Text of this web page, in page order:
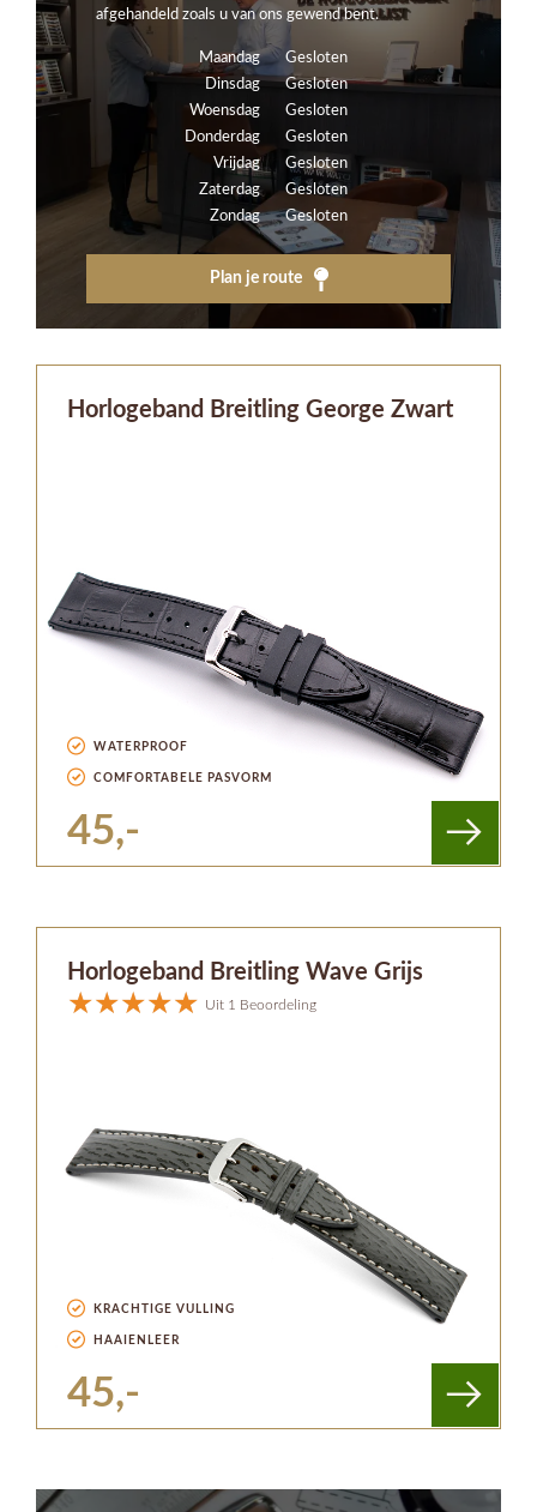
afgehandeld zoals u van ons gewend bent.
Maandag
Gesloten
Dinsdag
Gesloten
Woensdag
Gesloten
Donderdag
Gesloten
Vrijdag
Gesloten
Zaterdag
Gesloten
Zondag
Gesloten
Plan je route
Horlogeband Breitling George Zwart
WATERPROOF
COMFORTABELE PASVORM
45,-
Horlogeband Breitling Wave Grijs
Uit 1 Beoordeling
KRACHTIGE VULLING
HAAIENLEER
45,-